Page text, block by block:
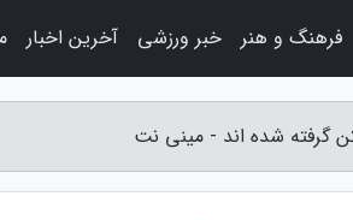
گرفته شده اند - مینی نت
فرهنگ و هنر خبر ورزشی آخرین اخبار